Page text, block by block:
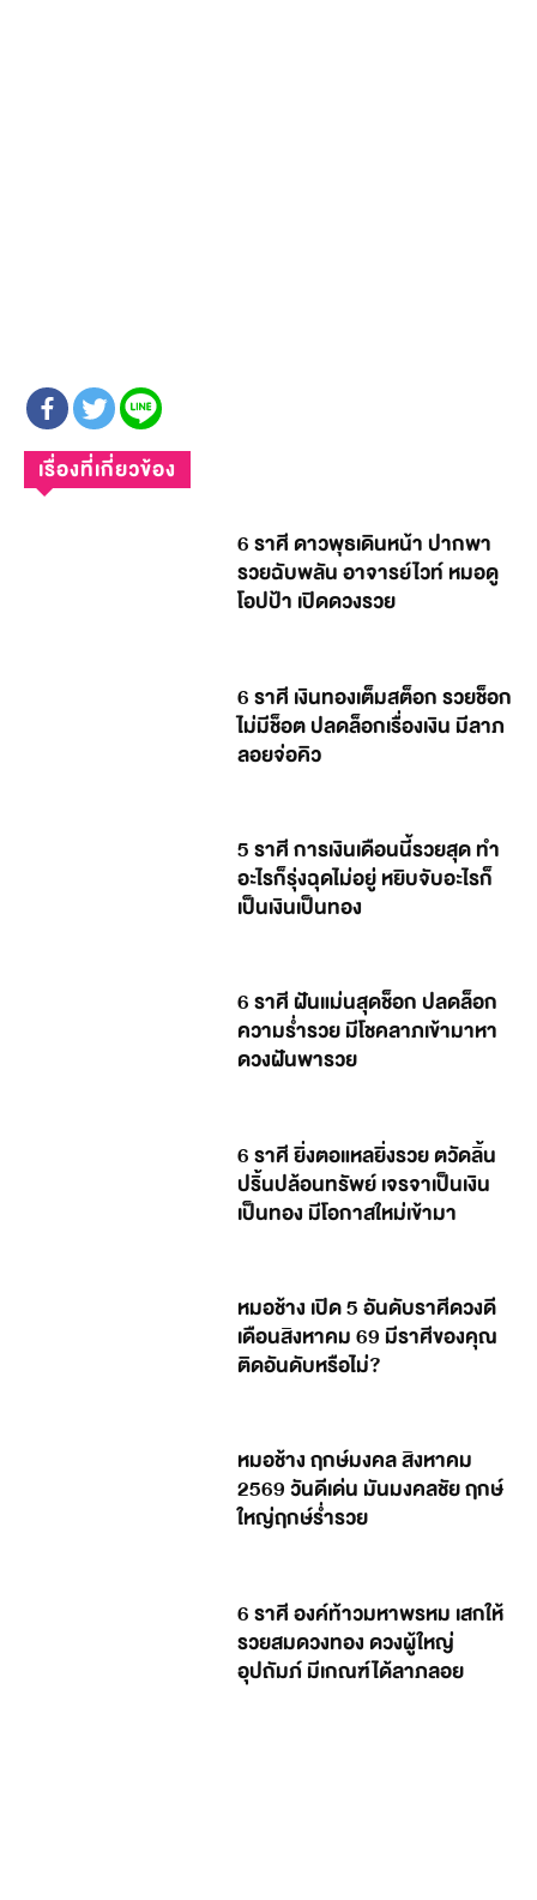
เรื่องที่เกี่ยวข้อง
6 ราศี ดาวพุธเดินหน้า ปากพา
รวยฉับพลัน อาจารย์ไวท์ หมอดู
โอปป้า เปิดดวงรวย
6 ราศี เงินทองเต็มสต็อก รวยช็อก
ไม่มีช็อต ปลดล็อกเรื่องเงิน มีลาภ
ลอยจ่อคิว
5 ราศี การเงินเดือนนี้รวยสุด ทำ
อะไรก็รุ่งฉุดไม่อยู่ หยิบจับอะไรก็
เป็นเงินเป็นทอง
6 ราศี ฝันแม่นสุดช็อก ปลดล็อก
ความร่ำรวย มีโชคลาภเข้ามาหา
ดวงฝันพารวย
6 ราศี ยิ่งตอแหลยิ่งรวย ตวัดลิ้น
ปริ้นปล้อนทรัพย์ เจรจาเป็นเงิน
เป็นทอง มีโอกาสใหม่เข้ามา
หมอช้าง เปิด 5 อันดับราศีดวงดี
เดือนสิงหาคม 69 มีราศีของคุณ
ติดอันดับหรือไม่?
หมอช้าง ฤกษ์มงคล สิงหาคม
2569 วันดีเด่น มันมงคลชัย ฤกษ์
ใหญ่ฤกษ์ร่ำรวย
6 ราศี องค์ท้าวมหาพรหม เสกให้
รวยสมดวงทอง ดวงผู้ใหญ่
อุปถัมภ์ มีเกณฑ์ได้ลาภลอย